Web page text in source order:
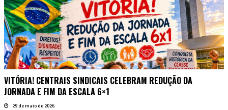
VITÓRIA! CENTRAIS SINDICAIS CELEBRAM REDUÇÃO DA
JORNADA E FIM DA ESCALA 6×1
29 de maio de 2026